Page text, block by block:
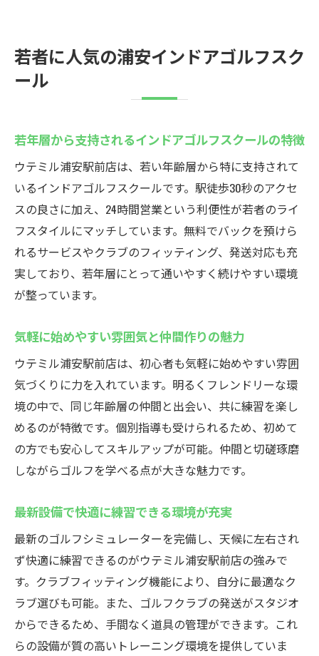
フィッティングやクラブ発送で初心者も安
浦安駅徒歩30秒のインドアゴルフスクールウテ
駅近のインドアゴルフスクールで通いやす
さ抜群
短時間でも効率よく練習できる立地の良さ
24時間営業で好きなタイミングに利用可能
クラブのフィッティングや発送も駅近で便
利
通勤通学途中にも立ち寄れるアクセスの魅
急な空き時間にも通える柔軟な利用スタイ
ウテミル浦安のインドアゴルフスクールの魅力
最新設備と快適空間が魅力のインドアゴル
フスクール
年齢層が若い利用者が多い理由を徹底分析
通いやすい立地と親しみやすい雰囲気を紹
コストパフォーマンスとサービス内容の両
立
初心者から中級者まで満足できるレッスン
内容
ゴルフを楽しく続けられるサポート体制
若者に人気の浦安インドアゴルフスク
ール
若年層から支持されるインドアゴルフスクールの特徴
ウテミル浦安駅前店は、若い年齢層から特に支持されて
いるインドアゴルフスクールです。駅徒歩30秒のアクセ
スの良さに加え、24時間営業という利便性が若者のライ
フスタイルにマッチしています。無料でバックを預けら
れるサービスやクラブのフィッティング、発送対応も充
実しており、若年層にとって通いやすく続けやすい環境
が整っています。
気軽に始めやすい雰囲気と仲間作りの魅力
ウテミル浦安駅前店は、初心者も気軽に始めやすい雰囲
気づくりに力を入れています。明るくフレンドリーな環
境の中で、同じ年齢層の仲間と出会い、共に練習を楽し
めるのが特徴です。個別指導も受けられるため、初めて
の方でも安心してスキルアップが可能。仲間と切磋琢磨
しながらゴルフを学べる点が大きな魅力です。
最新設備で快適に練習できる環境が充実
最新のゴルフシミュレーターを完備し、天候に左右され
ず快適に練習できるのがウテミル浦安駅前店の強みで
す。クラブフィッティング機能により、自分に最適なク
ラブ選びも可能。また、ゴルフクラブの発送がスタジオ
からできるため、手間なく道具の管理ができます。これ
らの設備が質の高いトレーニング環境を提供していま